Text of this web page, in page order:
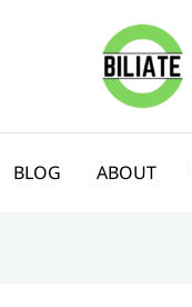
BLOG ABOUT